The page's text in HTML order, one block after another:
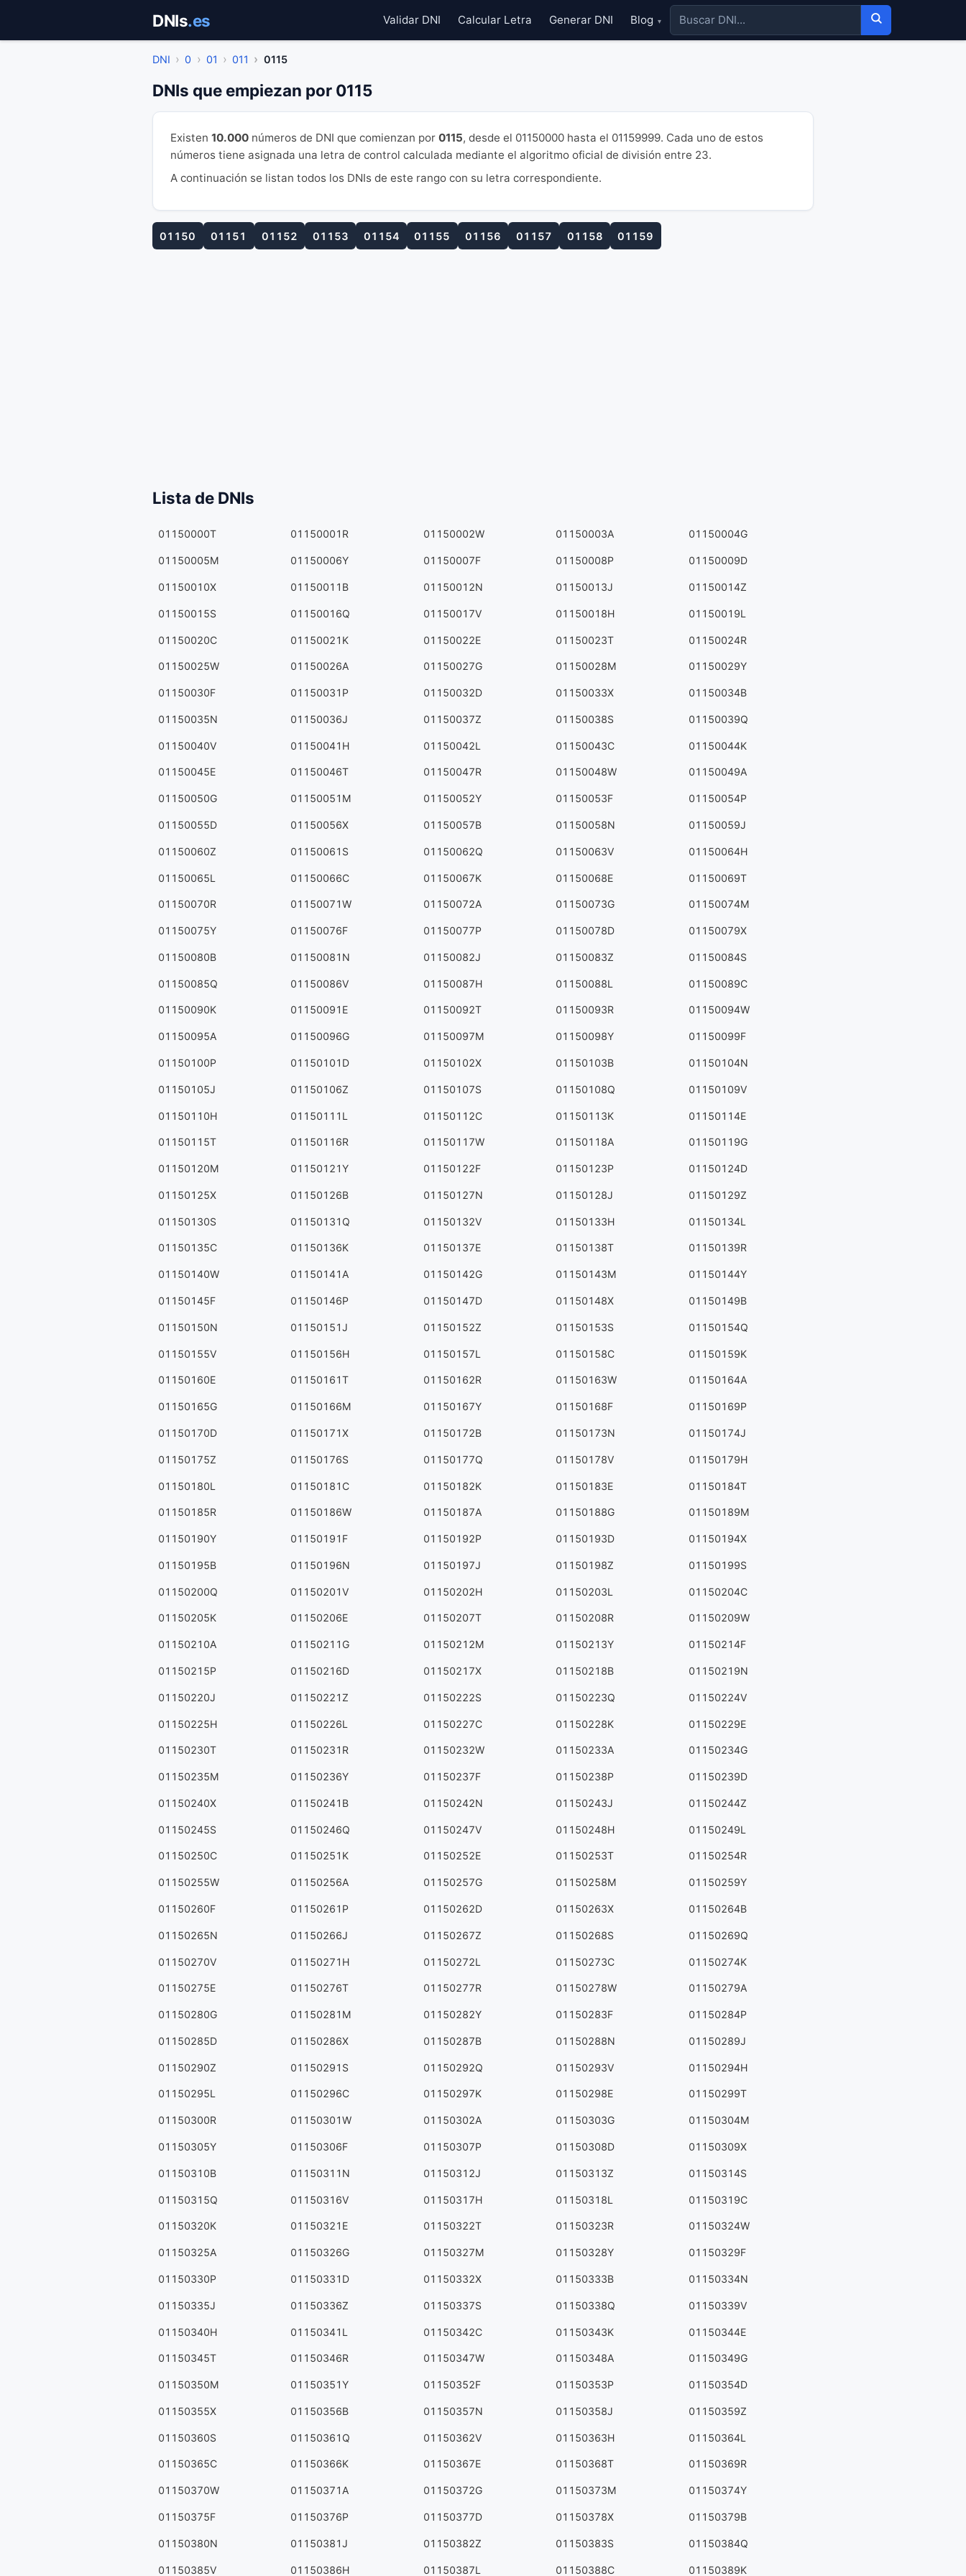
contenido
DNIs.es Validar DNI Calcular Letra Generar DNI Blog ▾
DNI 0 01 011 0115
DNIs que empiezan por 0115
Existen 10.000 números de DNI que comienzan por 0115, desde el 01150000 hasta el 01159999. Cada uno de estos
números tiene asignada una letra de control calculada mediante el algoritmo oficial de división entre 23.
A continuación se listan todos los DNIs de este rango con su letra correspondiente.
01150 01151 01152 01153 01154 01155 01156 01157 01158 01159
Lista de DNIs
01150000T 01150001R 01150002W 01150003A 01150004G
01150005M 01150006Y 01150007F 01150008P 01150009D
01150010X 01150011B 01150012N 01150013J 01150014Z
01150015S 01150016Q 01150017V 01150018H 01150019L
01150020C 01150021K 01150022E 01150023T 01150024R
01150025W 01150026A 01150027G 01150028M 01150029Y
01150030F 01150031P 01150032D 01150033X 01150034B
01150035N 01150036J 01150037Z 01150038S 01150039Q
01150040V 01150041H 01150042L 01150043C 01150044K
01150045E 01150046T 01150047R 01150048W 01150049A
01150050G 01150051M 01150052Y 01150053F 01150054P
01150055D 01150056X 01150057B 01150058N 01150059J
01150060Z 01150061S 01150062Q 01150063V 01150064H
01150065L 01150066C 01150067K 01150068E 01150069T
01150070R 01150071W 01150072A 01150073G 01150074M
01150075Y 01150076F 01150077P 01150078D 01150079X
01150080B 01150081N 01150082J 01150083Z 01150084S
01150085Q 01150086V 01150087H 01150088L 01150089C
01150090K 01150091E 01150092T 01150093R 01150094W
01150095A 01150096G 01150097M 01150098Y 01150099F
01150100P 01150101D 01150102X 01150103B 01150104N
01150105J 01150106Z 01150107S 01150108Q 01150109V
01150110H 01150111L 01150112C 01150113K 01150114E
01150115T 01150116R 01150117W 01150118A 01150119G
01150120M 01150121Y 01150122F 01150123P 01150124D
01150125X 01150126B 01150127N 01150128J 01150129Z
01150130S 01150131Q 01150132V 01150133H 01150134L
01150135C 01150136K 01150137E 01150138T 01150139R
01150140W 01150141A 01150142G 01150143M 01150144Y
01150145F 01150146P 01150147D 01150148X 01150149B
01150150N 01150151J 01150152Z 01150153S 01150154Q
01150155V 01150156H 01150157L 01150158C 01150159K
01150160E 01150161T 01150162R 01150163W 01150164A
01150165G 01150166M 01150167Y 01150168F 01150169P
01150170D 01150171X 01150172B 01150173N 01150174J
01150175Z 01150176S 01150177Q 01150178V 01150179H
01150180L 01150181C 01150182K 01150183E 01150184T
01150185R 01150186W 01150187A 01150188G 01150189M
01150190Y 01150191F 01150192P 01150193D 01150194X
01150195B 01150196N 01150197J 01150198Z 01150199S
01150200Q 01150201V 01150202H 01150203L 01150204C
01150205K 01150206E 01150207T 01150208R 01150209W
01150210A 01150211G 01150212M 01150213Y 01150214F
01150215P 01150216D 01150217X 01150218B 01150219N
01150220J 01150221Z 01150222S 01150223Q 01150224V
01150225H 01150226L 01150227C 01150228K 01150229E
01150230T 01150231R 01150232W 01150233A 01150234G
01150235M 01150236Y 01150237F 01150238P 01150239D
01150240X 01150241B 01150242N 01150243J 01150244Z
01150245S 01150246Q 01150247V 01150248H 01150249L
01150250C 01150251K 01150252E 01150253T 01150254R
01150255W 01150256A 01150257G 01150258M 01150259Y
01150260F 01150261P 01150262D 01150263X 01150264B
01150265N 01150266J 01150267Z 01150268S 01150269Q
01150270V 01150271H 01150272L 01150273C 01150274K
01150275E 01150276T 01150277R 01150278W 01150279A
01150280G 01150281M 01150282Y 01150283F 01150284P
01150285D 01150286X 01150287B 01150288N 01150289J
01150290Z 01150291S 01150292Q 01150293V 01150294H
01150295L 01150296C 01150297K 01150298E 01150299T
01150300R 01150301W 01150302A 01150303G 01150304M
01150305Y 01150306F 01150307P 01150308D 01150309X
01150310B 01150311N 01150312J 01150313Z 01150314S
01150315Q 01150316V 01150317H 01150318L 01150319C
01150320K 01150321E 01150322T 01150323R 01150324W
01150325A 01150326G 01150327M 01150328Y 01150329F
01150330P 01150331D 01150332X 01150333B 01150334N
01150335J 01150336Z 01150337S 01150338Q 01150339V
01150340H 01150341L 01150342C 01150343K 01150344E
01150345T 01150346R 01150347W 01150348A 01150349G
01150350M 01150351Y 01150352F 01150353P 01150354D
01150355X 01150356B 01150357N 01150358J 01150359Z
01150360S 01150361Q 01150362V 01150363H 01150364L
01150365C 01150366K 01150367E 01150368T 01150369R
01150370W 01150371A 01150372G 01150373M 01150374Y
01150375F 01150376P 01150377D 01150378X 01150379B
01150380N 01150381J 01150382Z 01150383S 01150384Q
01150385V 01150386H 01150387L 01150388C 01150389K